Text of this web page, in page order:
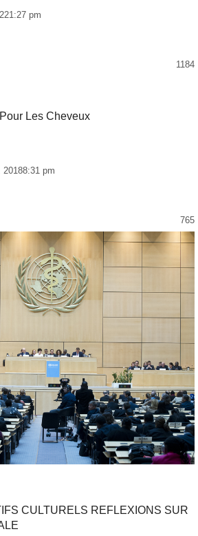
1:27 pm
1184
Les Cheveux
20188:31 pm
765
CULTURELS REFLEXIONS SUR